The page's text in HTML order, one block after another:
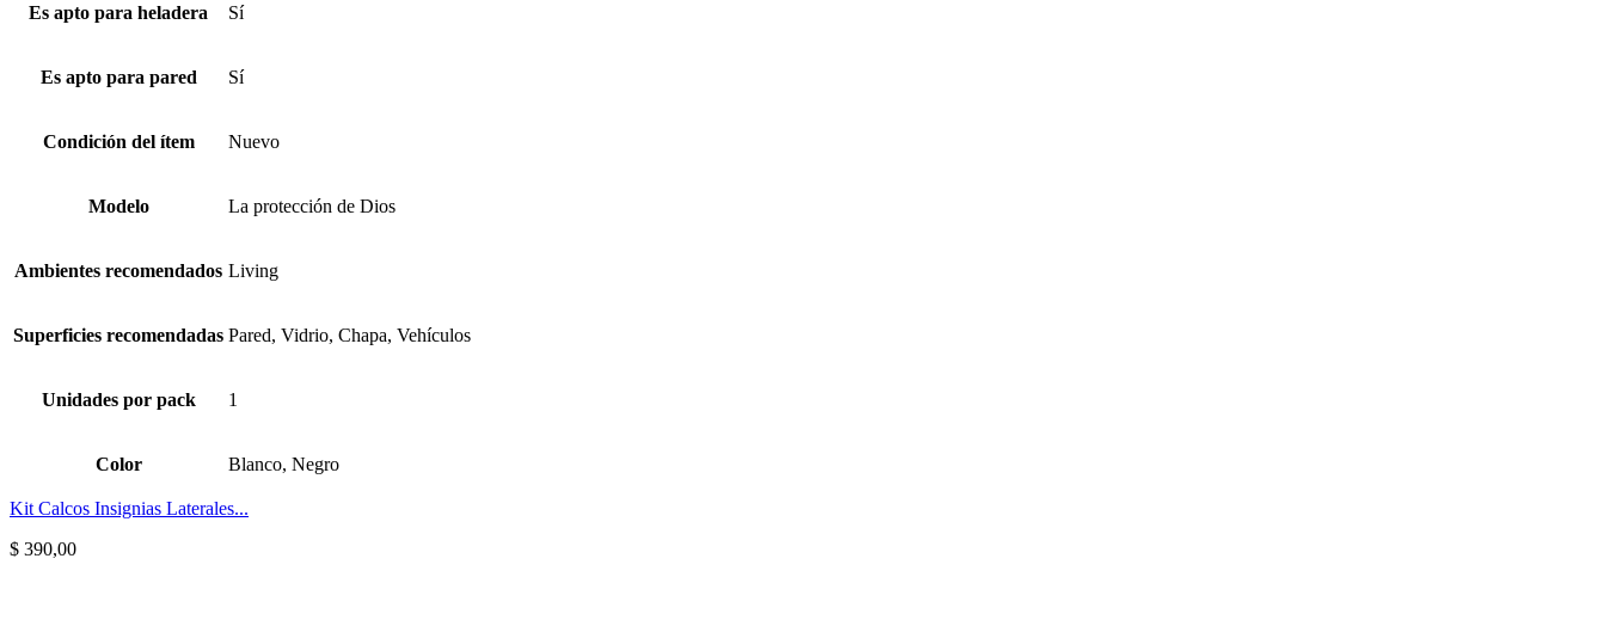
Es apto para heladera Sí
Es apto para pared Sí
Condición del ítem Nuevo
Modelo La protección de Dios
Ambientes recomendados Living
Superficies recomendadas Pared, Vidrio, Chapa, Vehículos
Unidades por pack 1
Color Blanco, Negro
Kit Calcos Insignias Laterales...
$ 390,00